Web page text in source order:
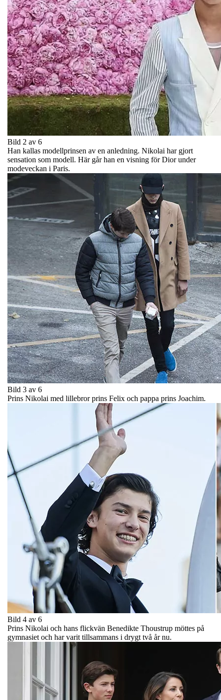
Bild 2 av 6
Han kallas modellprinsen av en anledning. Nikolai har gjort
sensation som modell. Här går han en visning för Dior under
modeveckan i Paris.
Bild 3 av 6
Prins Nikolai med lillebror prins Felix och pappa prins Joachim.
Bild 4 av 6
Prins Nikolai och hans flickvän Benedikte Thoustrup möttes på
gymnasiet och har varit tillsammans i drygt två år nu.